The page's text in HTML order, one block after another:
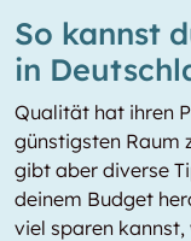
So kannst
in
Qualität hat ihren
günstigsten Raum
gibt aber diverse
deinem Budget
viel sparen